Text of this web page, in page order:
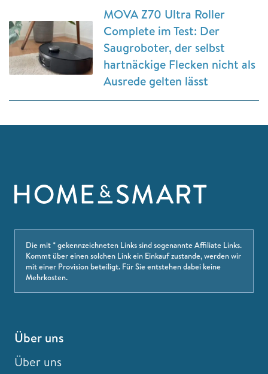
MOVA Z70 Ultra Roller
Complete im Test: Der
Saugroboter, der selbst
hartnäckige Flecken nicht als
Ausrede gelten lässt
Die mit * gekennzeichneten Links sind sogenannte Affiliate Links.
Kommt über einen solchen Link ein Einkauf zustande, werden wir
mit einer Provision beteiligt. Für Sie entstehen dabei keine
Mehrkosten.
Über uns
Über uns